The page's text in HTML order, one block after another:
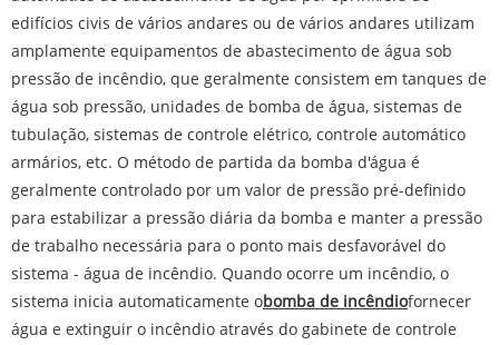
edifícios civis de vários andares ou de vários andares utilizam
amplamente equipamentos de abastecimento de água sob
pressão de incêndio, que geralmente consistem em tanques de
água sob pressão, unidades de bomba de água, sistemas de
tubulação, sistemas de controle elétrico, controle automático
armários, etc. O método de partida da bomba d'água é
geralmente controlado por um valor de pressão pré-definido
para estabilizar a pressão diária da bomba e manter a pressão
de trabalho necessária para o ponto mais desfavorável do
sistema - água de incêndio. Quando ocorre um incêndio, o
sistema inicia automaticamente obomba de incêndiofornecer
água e extinguir o incêndio através do gabinete de controle